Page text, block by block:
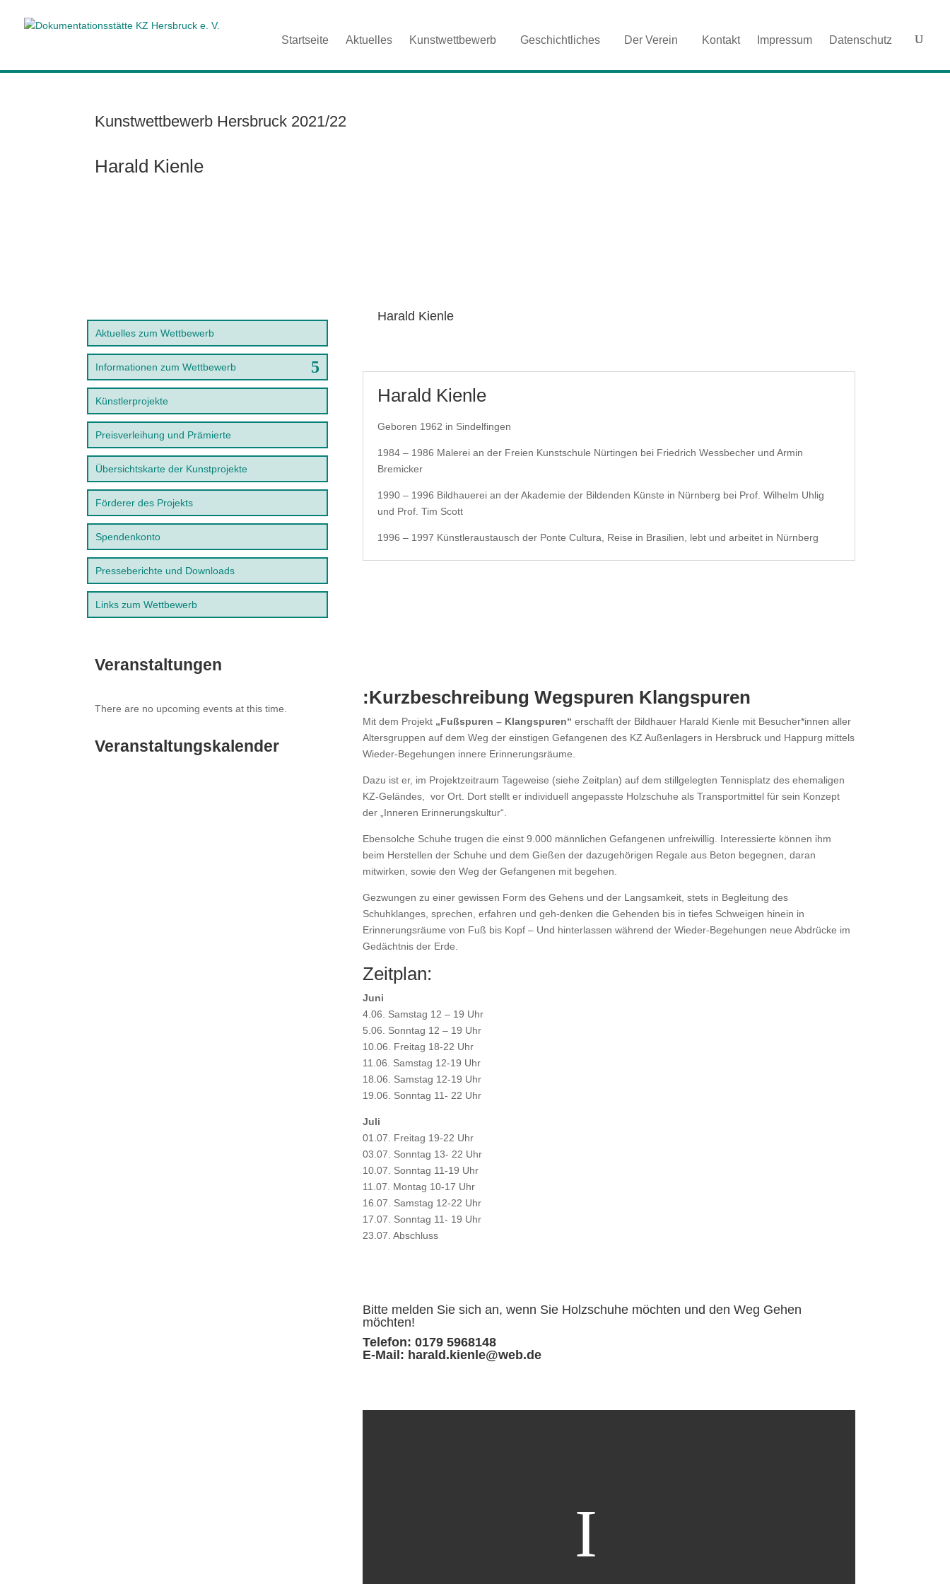
Startseite Aktuelles Kunstwettbewerb Geschichtliches Der Verein Kontakt Impressum Datenschutz
Kunstwettbewerb Hersbruck 2021/22
Harald Kienle
Aktuelles zum Wettbewerb
Informationen zum Wettbewerb
Künstlerprojekte
Preisverleihung und Prämierte
Übersichtskarte der Kunstprojekte
Förderer des Projekts
Spendenkonto
Presseberichte und Downloads
Links zum Wettbewerb
Veranstaltungen
There are no upcoming events at this time.
Veranstaltungskalender
Harald Kienle
Harald Kienle
Geboren 1962 in Sindelfingen
1984 – 1986 Malerei an der Freien Kunstschule Nürtingen bei Friedrich Wessbecher und Armin
Bremicker
1990 – 1996 Bildhauerei an der Akademie der Bildenden Künste in Nürnberg bei Prof. Wilhelm Uhlig
und Prof. Tim Scott
1996 – 1997 Künstleraustausch der Ponte Cultura, Reise in Brasilien, lebt und arbeitet in Nürnberg
:Kurzbeschreibung Wegspuren Klangspuren
Mit dem Projekt „Fußspuren – Klangspuren“ erschafft der Bildhauer Harald Kienle mit Besucher*innen aller
Altersgruppen auf dem Weg der einstigen Gefangenen des KZ Außenlagers in Hersbruck und Happurg mittels
Wieder-Begehungen innere Erinnerungsräume.
Dazu ist er, im Projektzeitraum Tageweise (siehe Zeitplan) auf dem stillgelegten Tennisplatz des ehemaligen
KZ-Geländes, vor Ort. Dort stellt er individuell angepasste Holzschuhe als Transportmittel für sein Konzept
der „Inneren Erinnerungskultur“.
Ebensolche Schuhe trugen die einst 9.000 männlichen Gefangenen unfreiwillig. Interessierte können ihm
beim Herstellen der Schuhe und dem Gießen der dazugehörigen Regale aus Beton begegnen, daran
mitwirken, sowie den Weg der Gefangenen mit begehen.
Gezwungen zu einer gewissen Form des Gehens und der Langsamkeit, stets in Begleitung des
Schuhklanges, sprechen, erfahren und geh-denken die Gehenden bis in tiefes Schweigen hinein in
Erinnerungsräume von Fuß bis Kopf – Und hinterlassen während der Wieder-Begehungen neue Abdrücke im
Gedächtnis der Erde.
Zeitplan:
Juni
4.06. Samstag 12 – 19 Uhr
5.06. Sonntag 12 – 19 Uhr
10.06. Freitag 18-22 Uhr
11.06. Samstag 12-19 Uhr
18.06. Samstag 12-19 Uhr
19.06. Sonntag 11- 22 Uhr
Juli
01.07. Freitag 19-22 Uhr
03.07. Sonntag 13- 22 Uhr
10.07. Sonntag 11-19 Uhr
11.07. Montag 10-17 Uhr
16.07. Samstag 12-22 Uhr
17.07. Sonntag 11- 19 Uhr
23.07. Abschluss
Bitte melden Sie sich an, wenn Sie Holzschuhe möchten und den Weg Gehen
möchten!
Telefon: 0179 5968148
E-Mail: harald.kienle@web.de